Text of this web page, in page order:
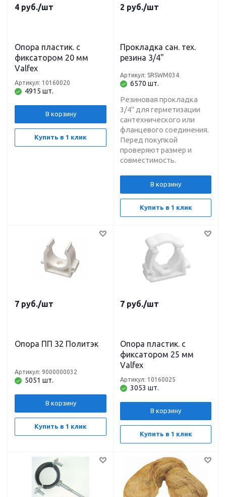
4 руб./шт
Опора пластик. c
фиксатором 20 мм
Valfex
4915 шт.
Артикул: 10160020
В корзину
Купить в 1 клик
2 руб./шт
Прокладка сан. тех.
резина 3/4"
6570 шт.
Артикул: SRSWM034
Резиновая прокладка
3/4" для герметизации
сантехнического или
фланцевого соединения.
Перед покупкой
проверяют размер и
совместимость.
В корзину
Купить в 1 клик
7 руб./шт
Опора ПП 32 Политэк
5051 шт.
Артикул: 9000000032
В корзину
Купить в 1 клик
7 руб./шт
Опора пластик. c
фиксатором 25 мм
Valfex
3053 шт.
Артикул: 10160025
В корзину
Купить в 1 клик